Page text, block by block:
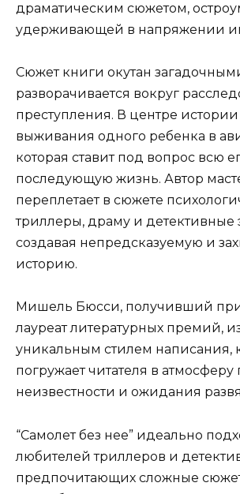
драматическим сюжетом,
удерживающей в напряжении
Сюжет книги окутан
разворачивается вокруг
преступления. В центре истории
выживания одного ребенка в
которая ставит под вопрос всю
последующую жизнь. Автор
переплетает в сюжете
триллеры, драму и детективные
создавая непредсказуемую и
историю.
Мишель Бюсси, получивший
лауреат литературных премий,
уникальным стилем написания,
погружает читателя в атмосферу
неизвестности и ожидания
“Самолет без нее” идеально
любителей триллеров и
предпочитающих сложные